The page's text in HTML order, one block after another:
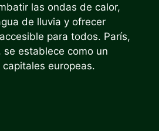
las ondas de calor,
de lluvia y ofrecer
para todos. París,
establece como un
europeas.